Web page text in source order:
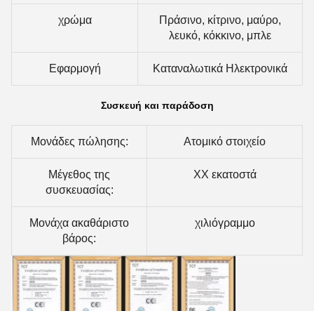
χρώμα
Πράσινο, κίτρινο, μαύρο,
λευκό, κόκκινο, μπλε
Εφαρμογή Καταναλωτικά Ηλεκτρονικά
Συσκευή και παράδοση
Μονάδες πώλησης: Ατομικό στοιχείο
Μέγεθος της
συσκευασίας:
ΧΧ εκατοστά
Μονάχα ακαθάριστο
βάρος:
χιλιόγραμμο